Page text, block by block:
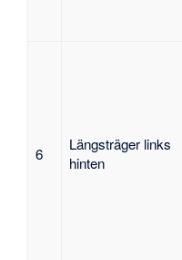
6
Längsträger links
hinten